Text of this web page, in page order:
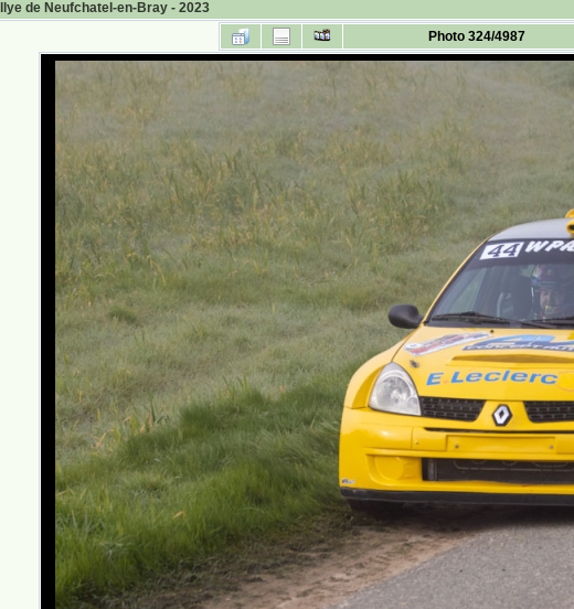
de Neufchatel-en-Bray - 2023
Photo 324/4987